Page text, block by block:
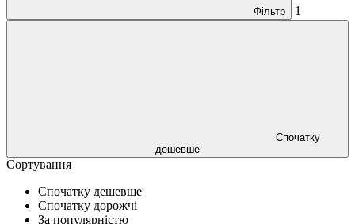
Фільтр 1
Спочатку
дешевше
Сортування
Спочатку дешевше
Спочатку дорожчі
За популярністю